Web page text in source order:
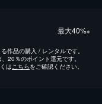
最⼤40%※
作品の購入 / レンタルです。
20％のポイント還元です。
はこちらをご確認ください。